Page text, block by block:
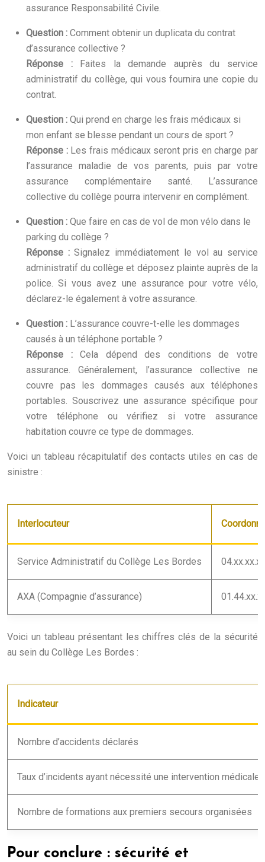
assurance Responsabilité Civile.
Question : Comment obtenir un duplicata du contrat
d’assurance collective ?
Réponse :
Faites la demande auprès du service
administratif du collège, qui vous fournira une copie du
contrat.
Question : Qui prend en charge les frais médicaux si
mon enfant se blesse pendant un cours de sport ?
Réponse : Les frais médicaux seront pris en charge par
l’assurance maladie de vos parents, puis par votre
assurance complémentaire santé. L’assurance
collective du collège pourra intervenir en complément.
Question : Que faire en cas de vol de mon vélo dans le
parking du collège ?
Réponse :Signalez immédiatement le vol au service
administratif du collège et déposez plainte auprès de la
police. Si vous avez une assurance pour votre vélo,
déclarez-le également à votre assurance.
Question : L’assurance couvre-t-elle les dommages
causés à un téléphone portable ?
Réponse :Cela dépend des conditions de votre
assurance. Généralement, l’assurance collective ne
couvre pas les dommages causés aux téléphones
portables. Souscrivez une assurance spécifique pour
votre téléphone ou vérifiez si votre assurance
habitation couvre ce type de dommages.
Voici un tableau récapitulatif des contacts utiles en cas de
sinistre :
Interlocuteur
Service Administratif du Collège Les Bordes
AXA (Compagnie d’assurance)
Voici un tableau présentant les chiffres clés de la sécurité
au sein du Collège Les Bordes :
Indicateur
Nombre d’accidents déclarés
Taux d’incidents ayant nécessité une intervention médicale
Nombre de formations aux premiers secours organisées
Pour conclure : sécurité et